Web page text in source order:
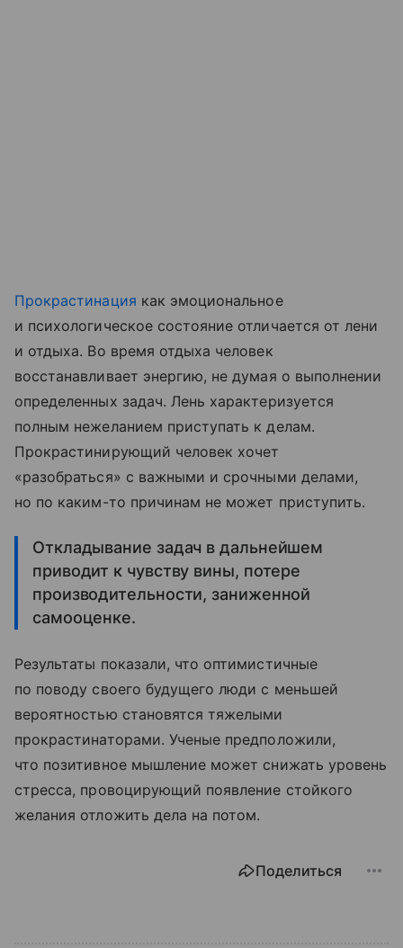
Прокрастинация как эмоциональное
и психологическое состояние отличается от лени
и отдыха. Во время отдыха человек
восстанавливает энергию, не думая о выполнении
определенных задач. Лень характеризуется
полным нежеланием приступать к делам.
Прокрастинирующий человек хочет
«разобраться» с важными и срочными делами,
но по каким-то причинам не может приступить.
Откладывание задач в дальнейшем
приводит к чувству вины, потере
производительности, заниженной
самооценке.
Результаты показали, что оптимистичные
по поводу своего будущего люди с меньшей
вероятностью становятся тяжелыми
прокрастинаторами. Ученые предположили,
что позитивное мышление может снижать уровень
стресса, провоцирующий появление стойкого
желания отложить дела на потом.
Поделиться